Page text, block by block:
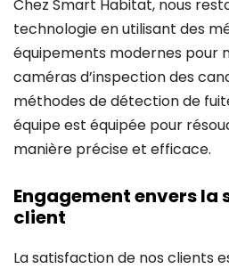
Chez Smart Habitat, nous
technologie en utilisant des
équipements modernes pour
caméras d’inspection des
méthodes de détection de
équipe est équipée pour
manière précise et efficace.
Engagement envers
client
La satisfaction de nos clients